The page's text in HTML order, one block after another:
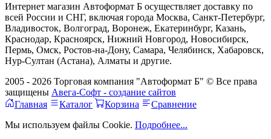
Интернет магазин Автоформат Б осуществляет доставку по
всей России и СНГ, включая города Москва, Санкт-Петербург,
Владивосток, Волгоград, Воронеж, Екатеринбург, Казань,
Краснодар, Красноярск, Нижний Новгород, Новосибирск,
Пермь, Омск, Ростов-на-Дону, Самара, Челябинск, Хабаровск,
Нур-Султан (Астана), Алматы и другие.
2005 - 2026 Торговая компания "Автоформат Б" © Все права
защищены Авега-Софт - создание сайтов
Главная
Каталог Корзина
Сравнение
Мы используем файлы Cookie. Подробнее...